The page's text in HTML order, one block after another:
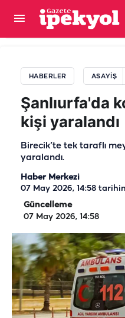
HABERLER ASAYIŞ
Şanlıurfa'da
kişi yaralandı
Birecik’te tek taraflı
yaralandı.
Haber Merkezi
07 May 2026, 14:58
Güncelleme
07 May 2026, 14:58
Şanlıurfa’da